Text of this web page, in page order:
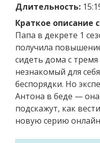
Длительность:
Краткое описание
Папа в декрете 1
получила
сидеть дома с
незнакомый для
беспорядки. Но
Антона в беде —
подскажут, как
новую серию